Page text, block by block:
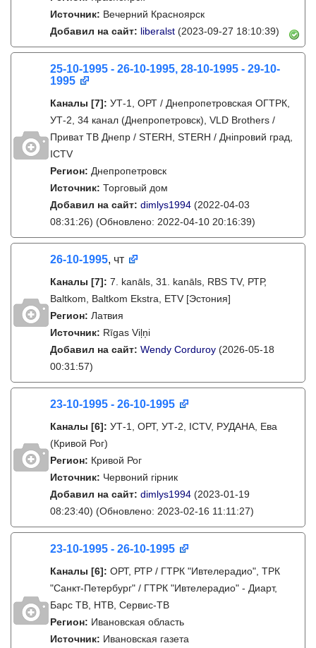
Источник: Вечерний Красноярск
Добавил на сайт: liberalst (2023-09-27 18:10:39)
25-10-1995 - 26-10-1995, 28-10-1995 - 29-10-
1995
Каналы [7]: УТ-1, ОРТ / Днепропетровская ОГТРК,
УТ-2, 34 канал (Днепропетровск), VLD Brothers /
Приват ТВ Днепр / STERH, STERH / Дніпровий град,
ICTV
Регион: Днепропетровск
Источник: Торговый дом
Добавил на сайт: dimlys1994 (2022-04-03
08:31:26) (Обновлено: 2022-04-10 20:16:39)
26-10-1995, чт
Каналы [7]: 7. kanāls, 31. kanāls, RBS TV, РТР,
Baltkom, Baltkom Ekstra, ETV [Эстония]
Регион: Латвия
Источник: Rīgas Viļņi
Добавил на сайт: Wendy Corduroy (2026-05-18
00:31:57)
23-10-1995 - 26-10-1995
Каналы [6]: УТ-1, ОРТ, УТ-2, ICTV, РУДАНА, Ева
(Кривой Рог)
Регион: Кривой Рог
Источник: Червоний гірник
Добавил на сайт: dimlys1994 (2023-01-19
08:23:40) (Обновлено: 2023-02-16 11:11:27)
23-10-1995 - 26-10-1995
Каналы [6]: ОРТ, РТР / ГТРК "Ивтелерадио", ТРК
"Санкт-Петербург" / ГТРК "Ивтелерадио" - Диарт,
Барс ТВ, НТВ, Сервис-ТВ
Регион: Ивановская область
Источник: Ивановская газета